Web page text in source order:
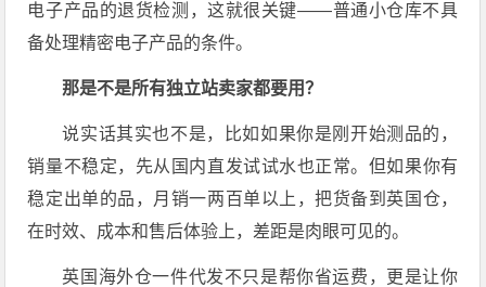
电子产品的退货检测，这就很关键——普通小仓库不具
备处理精密电子产品的条件。
那是不是所有独立站卖家都要用？
说实话其实也不是，比如如果你是刚开始测品的，
销量不稳定，先从国内直发试试水也正常。但如果你有
稳定出单的品，月销一两百单以上，把货备到英国仓，
在时效、成本和售后体验上，差距是肉眼可见的。
英国海外仓一件代发不只是帮你省运费，更是让你